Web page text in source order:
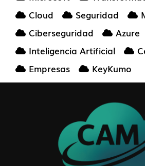
Cloud
Seguridad
Ciberseguridad
Azure
Inteligencia Artificial
Empresas
KeyKumo